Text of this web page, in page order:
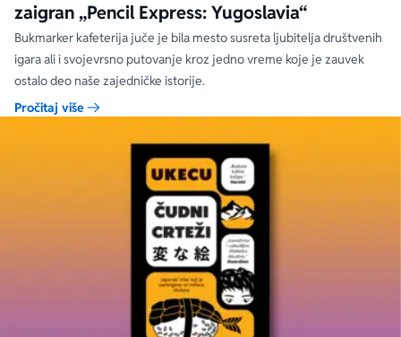
zaigran „Pencil Express: Yugoslavia“
Bukmarker kafeterija juče je bila mesto susreta ljubitelja društvenih
igara ali i svojevrsno putovanje kroz jedno vreme koje je zauvek
ostalo deo naše zajedničke istorije.
Pročitaj više